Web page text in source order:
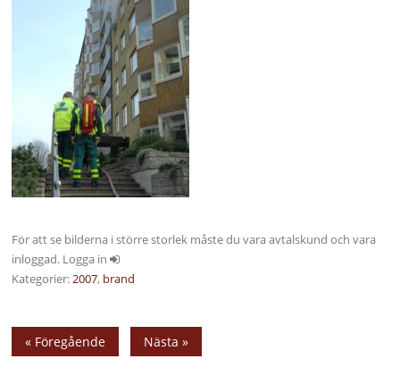
För att se bilderna i större storlek måste du vara avtalskund och vara
inloggad. Logga in
Kategorier:2007, brand
« Föregående Nästa »